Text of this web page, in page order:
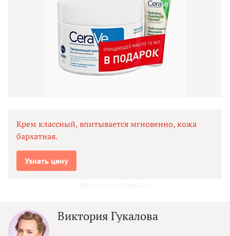
Крем классный, впитывается мгновенно, кожа
бархатная.
Узнать цену
Виктория Гукалова